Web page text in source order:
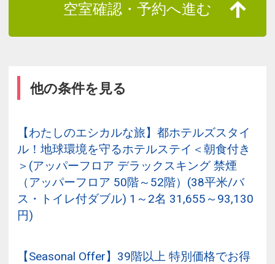
空室確認・予約へ進む
他の条件を見る
【わたしのエシカルな旅】都ホテルズスタイ
ル！地球環境を守るホテルステイ＜朝食付き
＞(アッパーフロア デラックスキング 禁煙
（アッパーフロア 50階～52階）(38平米/バ
ス・トイレ付ダブル) 1～2名 31,655～93,130
円)
【Seasonal Offer】39階以上 特別価格でお得